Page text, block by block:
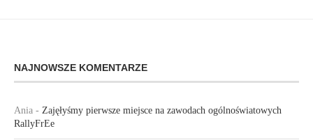
NAJNOWSZE KOMENTARZE
Ania - Zajęłyśmy pierwsze miejsce na zawodach ogólnoświatowych
RallyFrEe